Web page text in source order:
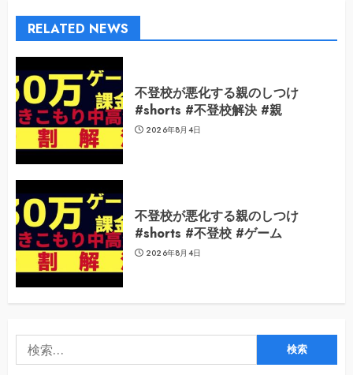
RELATED NEWS
不登校が悪化する親のしつけ
#shorts #不登校解決 #親
2026年8月4日
不登校が悪化する親のしつけ
#shorts #不登校 #ゲーム
2026年8月4日
索: